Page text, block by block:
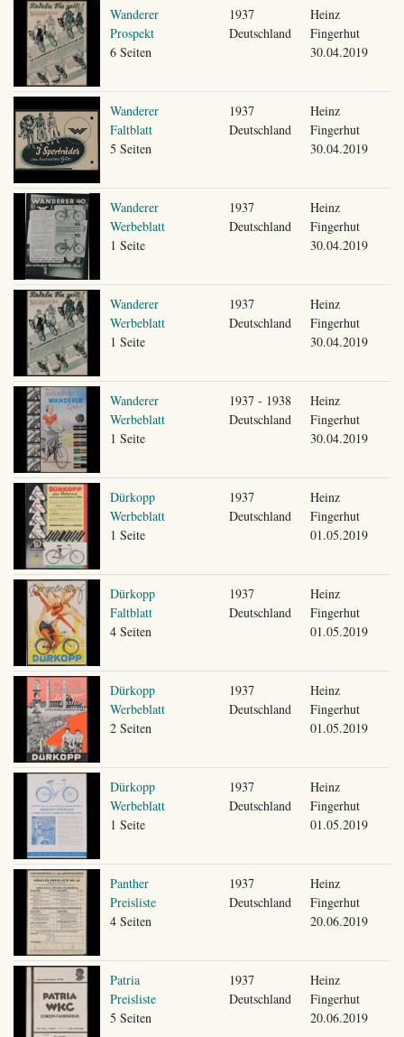
Wanderer
Prospekt
6 Seiten
1937
Deutschland
Heinz
Fingerhut
30.04.2019
Wanderer
Faltblatt
5 Seiten
1937
Deutschland
Heinz
Fingerhut
30.04.2019
Wanderer
Werbeblatt
1 Seite
1937
Deutschland
Heinz
Fingerhut
30.04.2019
Wanderer
Werbeblatt
1 Seite
1937
Deutschland
Heinz
Fingerhut
30.04.2019
Wanderer
Werbeblatt
1 Seite
1937 - 1938
Deutschland
Heinz
Fingerhut
30.04.2019
Dürkopp
Werbeblatt
1 Seite
1937
Deutschland
Heinz
Fingerhut
01.05.2019
Dürkopp
Faltblatt
4 Seiten
1937
Deutschland
Heinz
Fingerhut
01.05.2019
Dürkopp
Werbeblatt
2 Seiten
1937
Deutschland
Heinz
Fingerhut
01.05.2019
Dürkopp
Werbeblatt
1 Seite
1937
Deutschland
Heinz
Fingerhut
01.05.2019
Panther
Preisliste
4 Seiten
1937
Deutschland
Heinz
Fingerhut
20.06.2019
Patria
Preisliste
5 Seiten
1937
Deutschland
Heinz
Fingerhut
20.06.2019